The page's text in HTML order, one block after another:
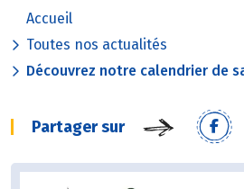
Accueil
Toutes nos actualités
Découvrez notre calendrier de
Partager sur